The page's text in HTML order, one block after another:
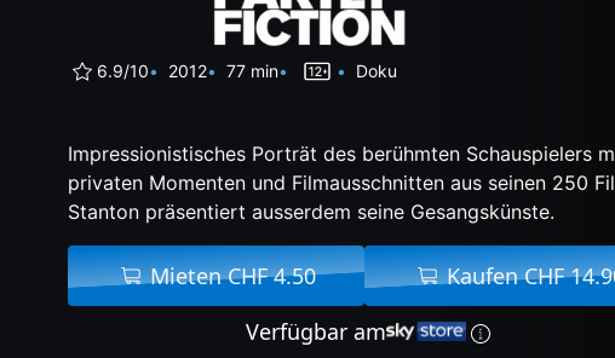
6.9/10 2012 77 min Doku
Impressionistisches Porträt des berühmten Schauspielers
privaten Momenten und Filmausschnitten aus seinen 250
Stanton präsentiert ausserdem seine Gesangskünste.
Mieten CHF 4.50
Kaufen CHF
Verfügbar am